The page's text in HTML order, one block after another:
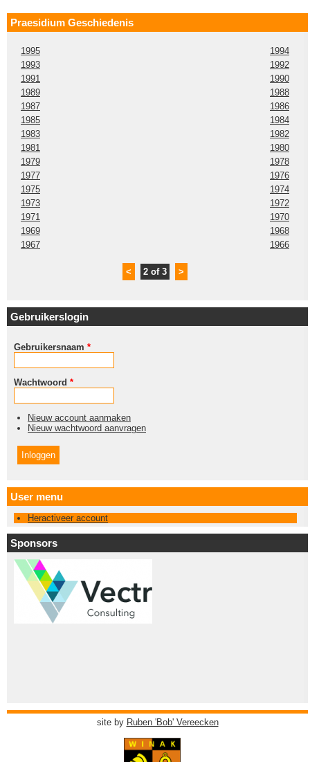
Praesidium Geschiedenis
1995
1994
1993
1992
1991
1990
1989
1988
1987
1986
1985
1984
1983
1982
1981
1980
1979
1978
1977
1976
1975
1974
1973
1972
1971
1970
1969
1968
1967
1966
< 2 of 3 >
Gebruikerslogin
Gebruikersnaam *
Wachtwoord *
Nieuw account aanmaken
Nieuw wachtwoord aanvragen
User menu
Heractiveer account
Sponsors
site by Ruben 'Bob' Vereecken